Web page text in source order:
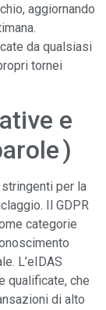
aggiornando
da qualsiasi
tornei
e
)
per la
Il GDPR
categorie
L’eIDAS
qualificate, che
di alto